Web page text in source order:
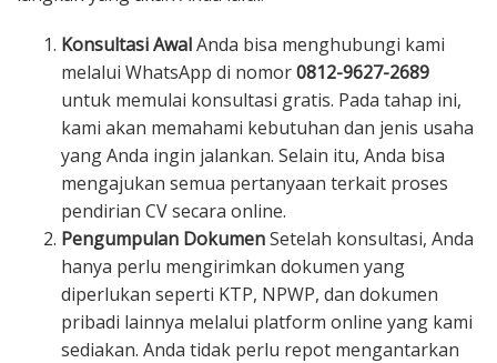
Konsultasi AwalAnda bisa menghubungi kami
melalui WhatsApp di nomor0812-9627-2689
untuk memulai konsultasi gratis. Pada tahap ini,
kami akan memahami kebutuhan dan jenis usaha
yang Anda ingin jalankan. Selain itu, Anda bisa
mengajukan semua pertanyaan terkait proses
pendirian CV secara online.
Pengumpulan DokumenSetelah konsultasi, Anda
hanya perlu mengirimkan dokumen yang
diperlukan seperti KTP, NPWP, dan dokumen
pribadi lainnya melalui platform online yang kami
sediakan. Anda tidak perlu repot mengantarkan